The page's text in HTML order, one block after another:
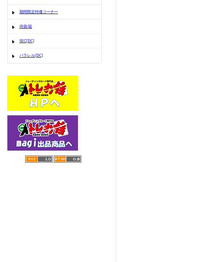
期間限定特価コーナー
侍袋/箱
SEC[DC]
パラレル[DC]